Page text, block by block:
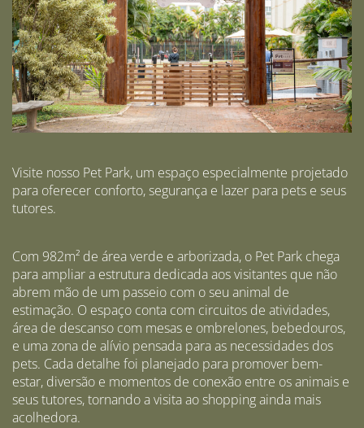
Visite nosso Pet Park, um espaço especialmente projetado
para oferecer conforto, segurança e lazer para pets e seus
tutores.
Com 982m² de área verde e arborizada, o Pet Park chega
para ampliar a estrutura dedicada aos visitantes que não
abrem mão de um passeio com o seu animal de
estimação. O espaço conta com circuitos de atividades,
área de descanso com mesas e ombrelones, bebedouros,
e uma zona de alívio pensada para as necessidades dos
pets. Cada detalhe foi planejado para promover bem-
estar, diversão e momentos de conexão entre os animais e
seus tutores, tornando a visita ao shopping ainda mais
acolhedora.